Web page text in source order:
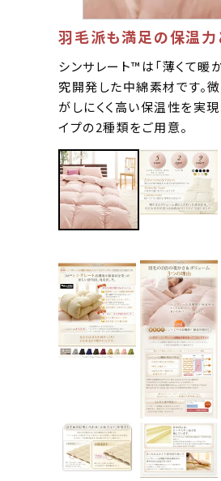
羽毛派も満足の保温力
シンサレート™は「薄くて暖
究開発した中綿素材です。
がしにくく高い保温性を実
イプの2種類をご用意。